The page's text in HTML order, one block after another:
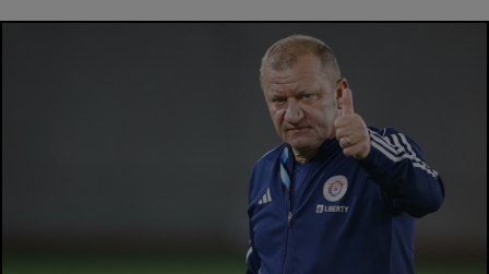
Echipa Națională